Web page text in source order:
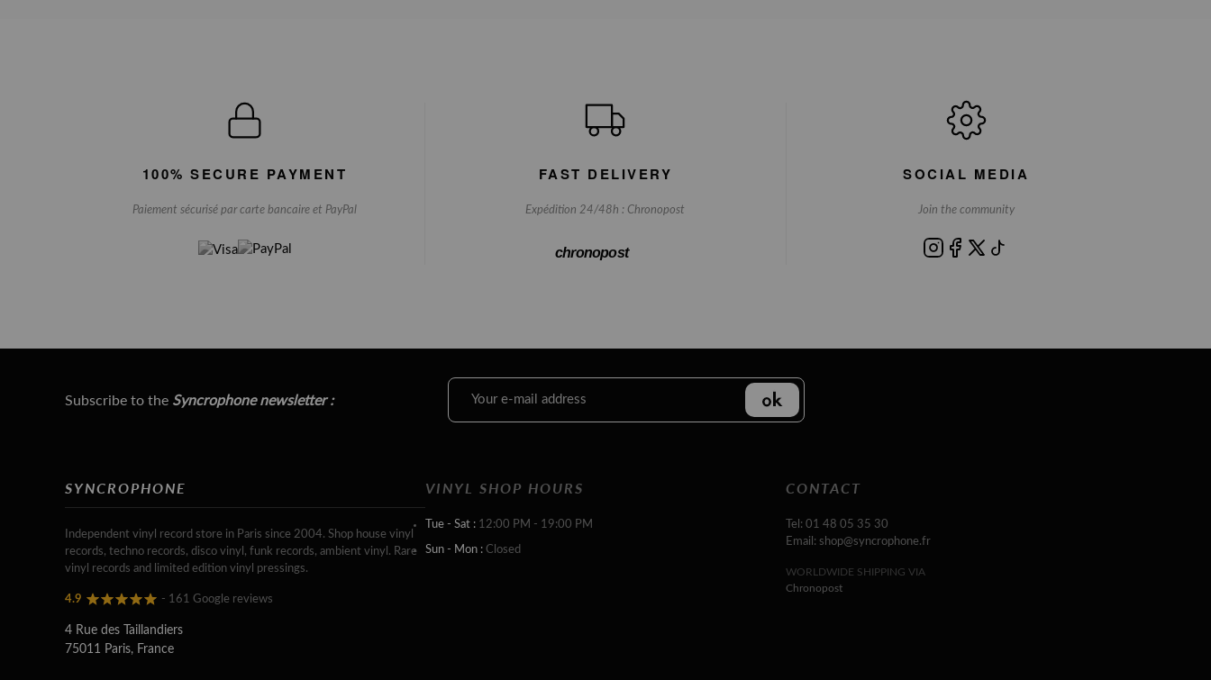
100% SECURE PAYMENT
Paiement sécurisé par carte bancaire et PayPal
FAST DELIVERY
Expédition 24/48h : Chronopost
chronopost
SOCIAL MEDIA
Join the community
Subscribe to the Syncrophone newsletter :
SYNCROPHONE
Independent vinyl record store in Paris since 2004. Shop house vinyl
records, techno records, disco vinyl, funk records, ambient vinyl. Rare
vinyl records and limited edition vinyl pressings.
4.9 - 161 Google reviews
4 Rue des Taillandiers
75011 Paris, France
VINYL SHOP HOURS
Tue - Sat : 12:00 PM - 19:00 PM
Sun - Mon : Closed
CONTACT
Tel: 01 48 05 35 30
Email: shop@syncrophone.fr
WORLDWIDE SHIPPING VIA
Chronopost